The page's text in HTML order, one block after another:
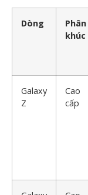
Dòng
Phân
khúc
Galaxy
Z
Cao
cấp